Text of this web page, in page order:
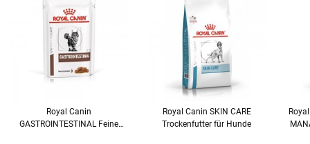
Royal Canin
GASTROINTESTINAL Feine
Royal Canin SKIN CARE
Trockenfutter für Hunde